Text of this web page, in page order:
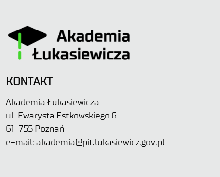
KONTAKT
Akademia Łukasiewicza
ul. Ewarysta Estkowskiego 6
61-755 Poznań
e-mail: akademia@pit.lukasiewicz.gov.pl